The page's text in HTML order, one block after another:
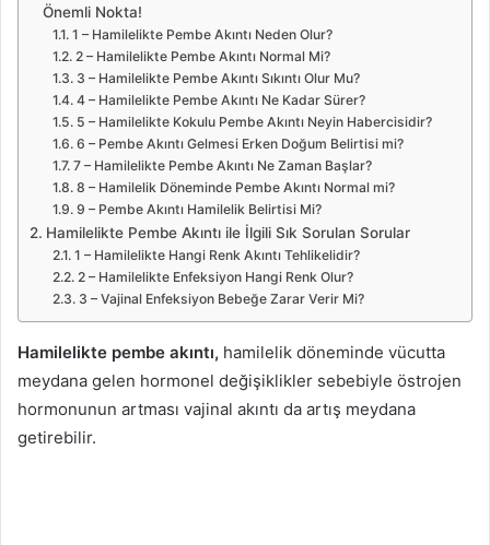
Önemli Nokta!
1 – Hamilelikte Pembe Akıntı Neden Olur?
2 – Hamilelikte Pembe Akıntı Normal Mi?
3 – Hamilelikte Pembe Akıntı Sıkıntı Olur Mu?
4 – Hamilelikte Pembe Akıntı Ne Kadar Sürer?
5 – Hamilelikte Kokulu Pembe Akıntı Neyin Habercisidir?
6 – Pembe Akıntı Gelmesi Erken Doğum Belirtisi mi?
7 – Hamilelikte Pembe Akıntı Ne Zaman Başlar?
8 – Hamilelik Döneminde Pembe Akıntı Normal mi?
9 – Pembe Akıntı Hamilelik Belirtisi Mi?
Hamilelikte Pembe Akıntı ile İlgili Sık Sorulan Sorular
1 – Hamilelikte Hangi Renk Akıntı Tehlikelidir?
2 – Hamilelikte Enfeksiyon Hangi Renk Olur?
3 – Vajinal Enfeksiyon Bebeğe Zarar Verir Mi?
Hamilelikte pembe akıntı, hamilelik döneminde vücutta
meydana gelen hormonel değişiklikler sebebiyle östrojen
hormonunun artması vajinal akıntı da artış meydana
getirebilir.